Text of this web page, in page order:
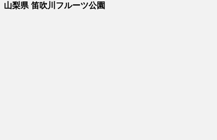
山梨県 笛吹川フルーツ公園